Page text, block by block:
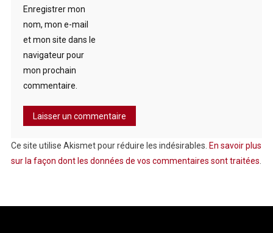
Enregistrer mon
nom, mon e-mail
et mon site dans le
navigateur pour
mon prochain
commentaire.
Ce site utilise Akismet pour réduire les indésirables. En savoir plus
sur la façon dont les données de vos commentaires sont traitées.